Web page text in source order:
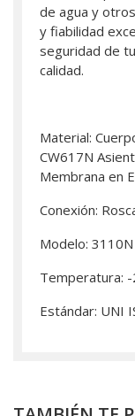
de agua y
y fiabilidad
seguridad de
calidad.
Material:
CW617N
Membrana en
Conexión:
Modelo: 3110N
Temperatura: -
Estándar: UNI